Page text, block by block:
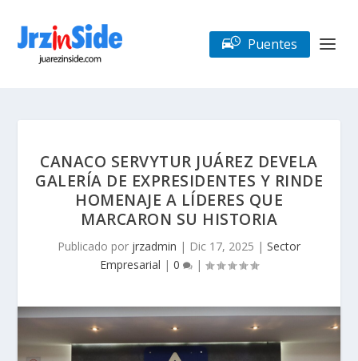
Puentes
CANACO SERVYTUR JUÁREZ DEVELA
GALERÍA DE EXPRESIDENTES Y RINDE
HOMENAJE A LÍDERES QUE
MARCARON SU HISTORIA
Publicado por jrzadmin | Dic 17, 2025 | Sector
Empresarial | 0 |